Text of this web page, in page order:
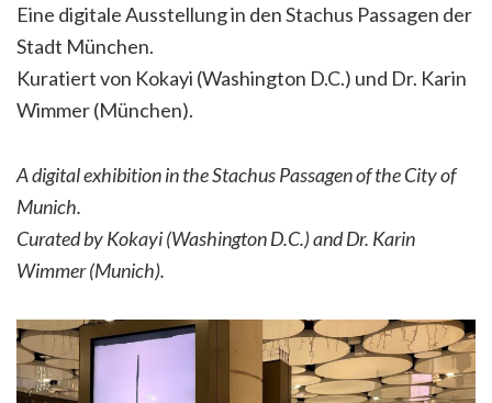
Eine digitale Ausstellung in den Stachus Passagen der
Stadt München.
Kuratiert von Kokayi (Washington D.C.) und Dr. Karin
Wimmer (München).
A digital exhibition in the Stachus Passagen of the City of
Munich.
Curated by Kokayi (Washington D.C.) and Dr. Karin
Wimmer (Munich).